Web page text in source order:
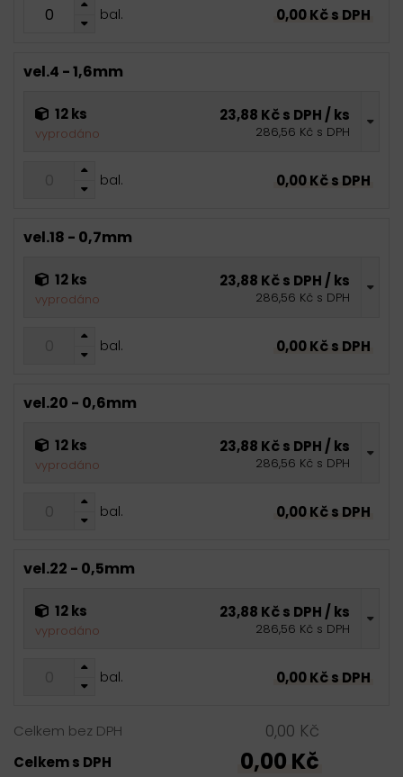
bal. 0,00 Kč s DPH
vel.4 - 1,6mm
12 ks
vyprodáno
23,88 Kč s DPH / ks
286,56 Kč s DPH
bal. 0,00 Kč s DPH
vel.18 - 0,7mm
12 ks
vyprodáno
23,88 Kč s DPH / ks
286,56 Kč s DPH
bal. 0,00 Kč s DPH
vel.20 - 0,6mm
12 ks
vyprodáno
23,88 Kč s DPH / ks
286,56 Kč s DPH
bal. 0,00 Kč s DPH
vel.22 - 0,5mm
12 ks
vyprodáno
23,88 Kč s DPH / ks
286,56 Kč s DPH
bal. 0,00 Kč s DPH
Celkem bez DPH 0,00 Kč
Celkem s DPH 0,00 Kč